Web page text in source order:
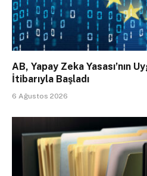
AB, Yapay Zeka Yasası’nın
İtibarıyla Başladı
6 Ağustos 2026